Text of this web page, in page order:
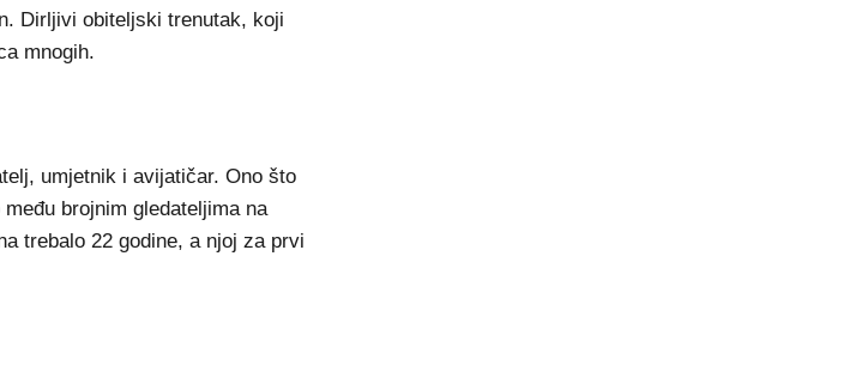
Dirljivi obiteljski trenutak, koji
mnogih.
umjetnik i avijatičar. Ono što
brojnim gledateljima na
trebalo 22 godine, a njoj za prvi